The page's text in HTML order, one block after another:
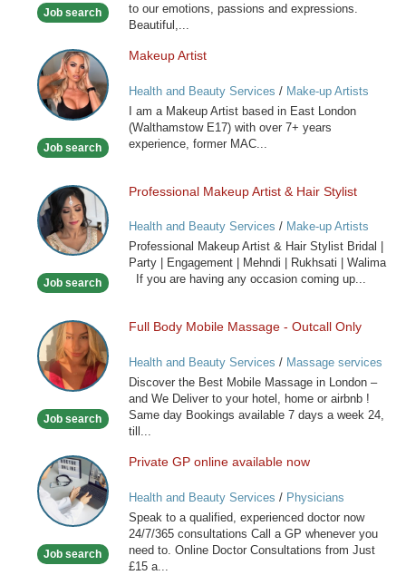
Job search
to our emotions, passions and expressions.
Beautiful,...
Makeup
Artist
Job search
Makeup Artist
Health and Beauty Services / Make-up Artists
I am a Makeup Artist based in East London
(Walthamstow E17) with over 7+ years
experience, former MAC...
Professional
Makeup
Artist
&
Stylist
Job search
Professional Makeup Artist & Hair Stylist
Health and Beauty Services / Make-up Artists
Professional Makeup Artist & Hair Stylist Bridal |
Party | Engagement | Mehndi | Rukhsati | Walima
If you are having any occasion coming up...
Full
Body
Mobile
Massage
Outcall
Job search
Full Body Mobile Massage - Outcall Only
Health and Beauty Services / Massage services
at home
Discover the Best Mobile Massage in London –
and We Deliver to your hotel, home or airbnb !
Same day Bookings available 7 days a week 24,
till...
Private
GP
online
available
Job search
Private GP online available now
Health and Beauty Services / Physicians
Speak to a qualified, experienced doctor now
24/7/365 consultations Call a GP whenever you
need to. Online Doctor Consultations from Just
£15 a...